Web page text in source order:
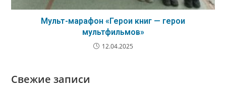
Мульт-марафон «Герои книг — герои
мультфильмов»
12.04.2025
Свежие записи